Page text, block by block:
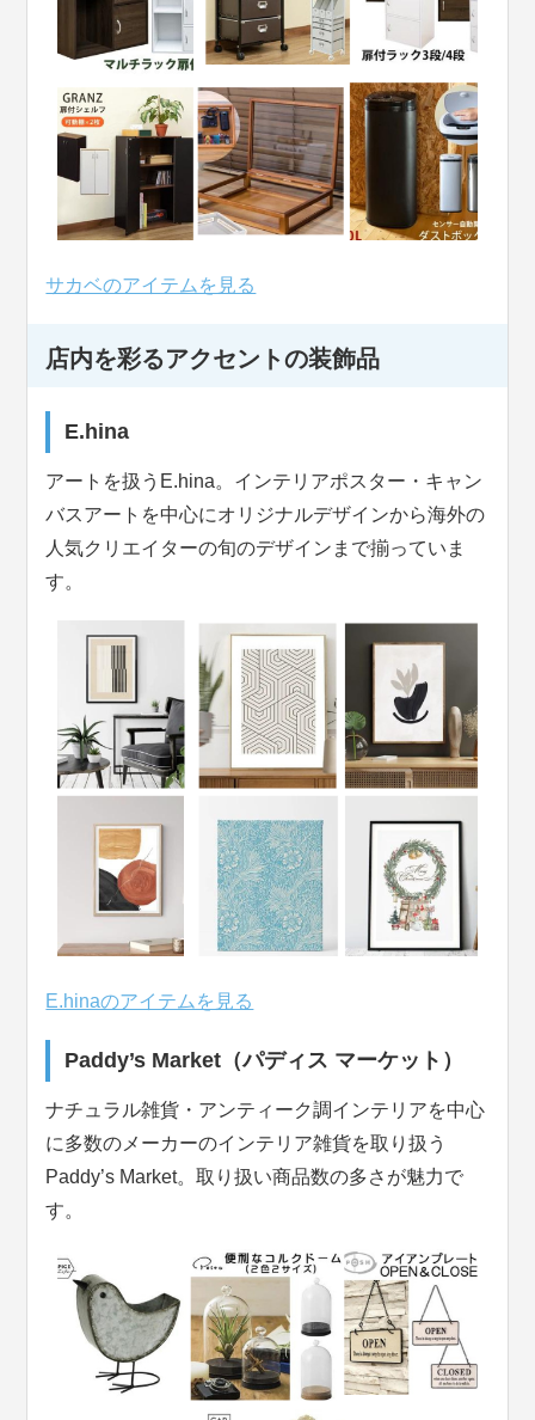
サカベのアイテムを見る
店内を彩るアクセントの装飾品
E.hina
アートを扱うE.hina。インテリアポスター・キャン
バスアートを中心にオリジナルデザインから海外の
人気クリエイターの旬のデザインまで揃っていま
す。
E.hinaのアイテムを見る
Paddy’s Market（パディス マーケット）
ナチュラル雑貨・アンティーク調インテリアを中心
に多数のメーカーのインテリア雑貨を取り扱う
Paddy’s Market。取り扱い商品数の多さが魅力で
す。